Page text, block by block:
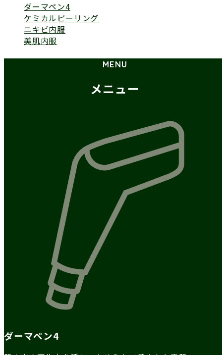
ダーマペン4
ケミカルピーリング
ニキビ内服
美肌内服
MENU
メニュー
ダーマペン4